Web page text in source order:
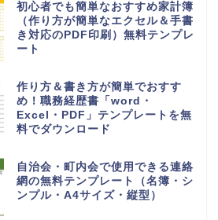
初心者でも簡単なおすすめ家計簿
（作り方が簡単なエクセル＆手書
き対応のPDF印刷）無料テンプレ
ート
作り方＆書き方が簡単でおすす
め！職務経歴書「word・
Excel・PDF」テンプレートを無
料でダウンロード
自治会・町内会で使用できる連絡
網の無料テンプレート（名簿・シ
ンプル・A4サイズ・縦型）